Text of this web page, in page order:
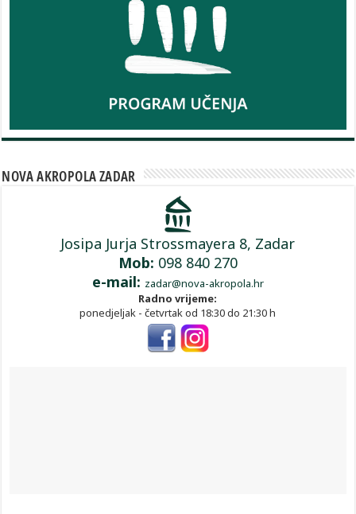
NOVA AKROPOLA ZADAR
Josipa Jurja Strossmayera 8, Zadar
Mob: 098 840 270
e-mail: zadar@nova-akropola.hr
Radno vrijeme:
ponedjeljak - četvrtak od 18:30 do 21:30 h